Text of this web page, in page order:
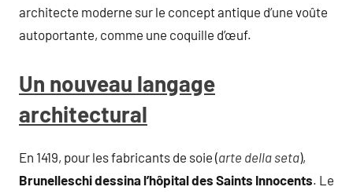
architecte moderne sur le concept antique d’une voûte
autoportante, comme une coquille d’œuf.
Un nouveau langage
architectural
En 1419, pour les fabricants de soie (arte della seta),
Brunelleschi dessina l’hôpital des Saints Innocents. Le